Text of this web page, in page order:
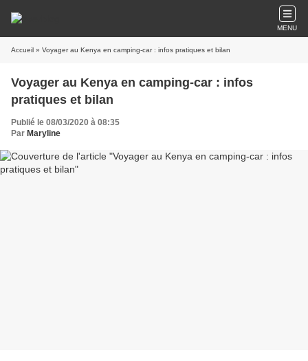
MENU
Accueil » Voyager au Kenya en camping-car : infos pratiques et bilan
Voyager au Kenya en camping-car : infos
pratiques et bilan
Publié le 08/03/2020 à 08:35
Par Maryline